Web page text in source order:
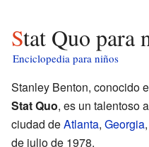
Stat Quo para
Enciclopedia para niños
Stanley Benton, conocido
Stat Quo, es un talentoso
ciudad deAtlanta, Georgia
de julio de 1978.